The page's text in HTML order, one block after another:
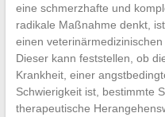
eine schmerzhafte und
radikale Maßnahme denkt,
einen
Dieser kann feststellen, ob
Krankheit, einer
Schwierigkeit ist, bestimmte
therapeutische